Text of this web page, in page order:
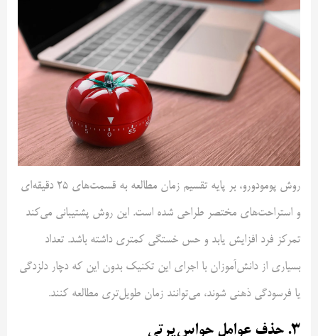
روش پومودورو، بر پایه تقسیم زمان مطالعه به قسمت‌های ۲۵ دقیقه‌ای
و استراحت‌های مختصر طراحی شده است. این روش پشتیبانی می‌کند
تمرکز فرد افزایش یابد و حس خستگی کمتری داشته باشد. تعداد
بسیاری از دانش‌آموزان با اجرای این تکنیک بدون این که دچار دلزدگی
یا فرسودگی ذهنی شوند، می‌توانند زمان طویل‌تری مطالعه کنند.
۳. حذف عوامل حواس‌پرتی